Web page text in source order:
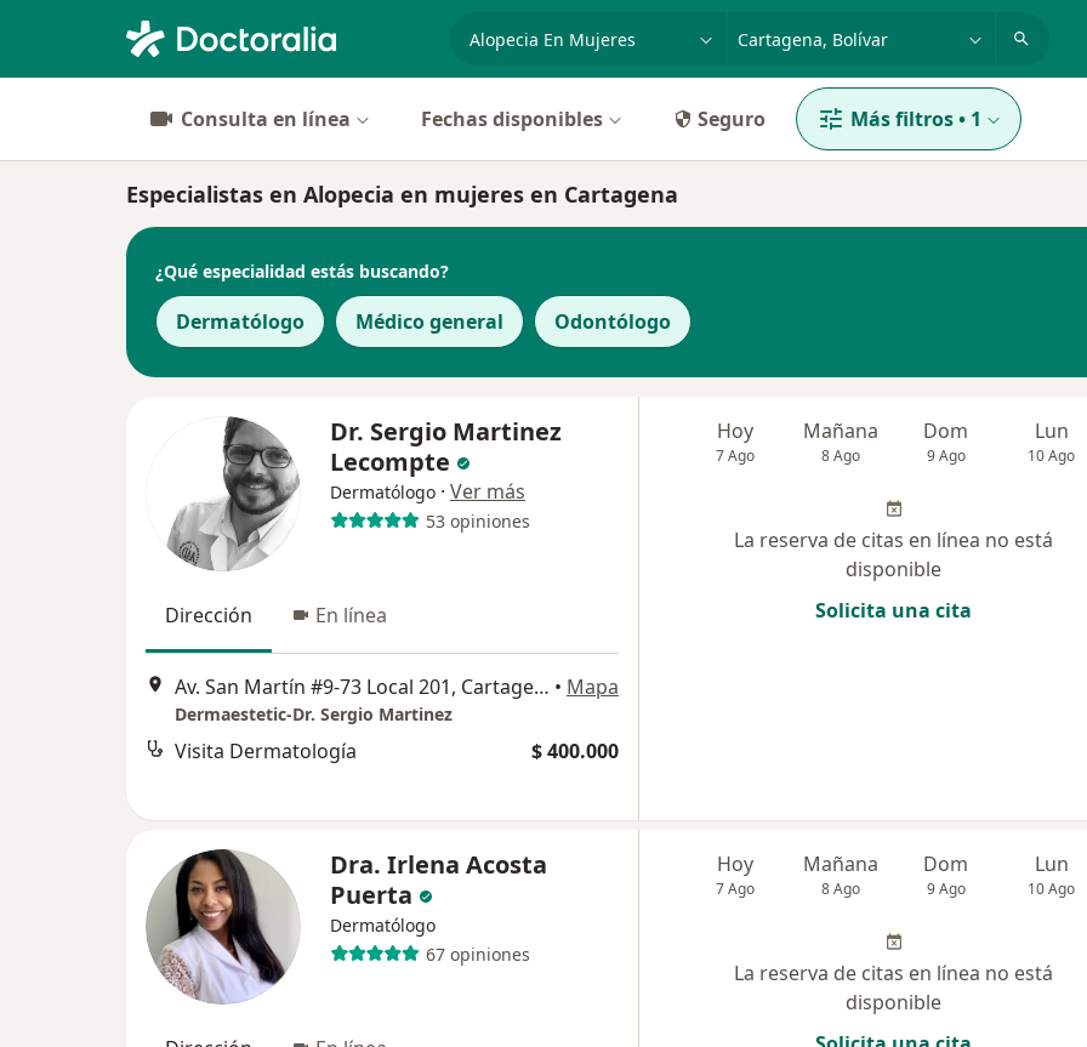
Consulta en línea Fechas disponibles Seguro Más filtros• 1
Especialistas en Alopecia en mujeres en Cartagena
¿Qué especialidad estás buscando?
Dermatólogo Médico general Odontólogo
Dr. Sergio Martinez
Lecompte
Dermatólogo · Ver más
53 opiniones
Dirección En línea
Av. San Martín #9-73 Local 201, Cartagena • Mapa
Dermaestetic-Dr. Sergio Martinez
Visita Dermatología $ 400.000
Hoy
7 Ago
Mañana
8 Ago
Dom
9 Ago
Lun
10 Ago
La reserva de citas en línea no está
disponible
Solicita una cita
Dra. Irlena Acosta
Puerta
Dermatólogo
67 opiniones
Hoy
7 Ago
Mañana
8 Ago
Dom
9 Ago
Lun
10 Ago
La reserva de citas en línea no está
disponible